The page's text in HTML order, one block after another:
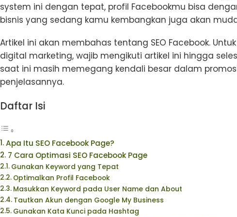
system ini dengan tepat, profil Facebookmu bisa
bisnis yang sedang kamu kembangkan juga akan
Artikel ini akan membahas tentang SEO Facebook.
digital marketing, wajib mengikuti artikel ini hingga
saat ini masih memegang kendali besar dalam
penjelasannya.
Daftar Isi
Apa Itu SEO Facebook Page?
7 Cara Optimasi SEO Facebook Page
Gunakan Keyword yang Tepat
Optimalkan Profil Facebook
Masukkan Keyword pada User Name dan About
Tautkan Akun dengan Google My Business
Gunakan Kata Kunci pada Hashtag